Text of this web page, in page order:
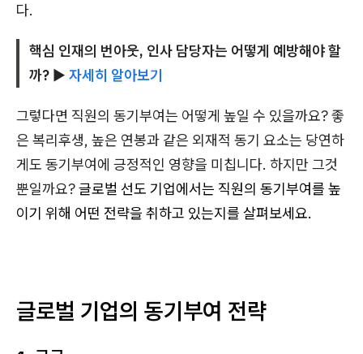
다.
핵심 인재의 번아웃, 인사 담당자는 어떻게 예방해야 할
까? ▶ 자세히 알아보기
그렇다면 직원의 동기부여는 어떻게 높일 수 있을까요? 좋
은 복리후생, 높은 연봉과 같은 외재적 동기 요소는 당연하
게도 동기부여에 긍정적인 영향을 미칩니다. 하지만 그것
뿐일까요?글로벌 선도 기업에서는 직원의 동기부여를 높
이기 위해 어떤 전략을 취하고 있는지를 살펴보세요.
글로벌 기업의 동기부여 전략